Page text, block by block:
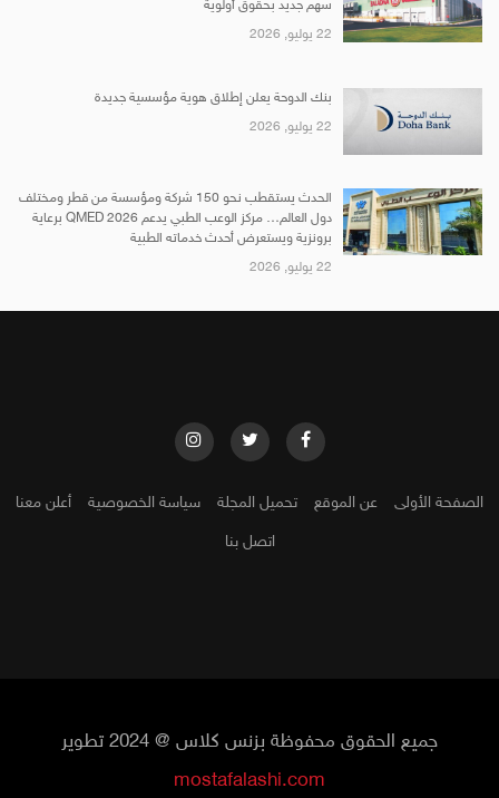
سهم جديد بحقوق أولوية
22 يوليو, 2026
بنك الدوحة يعلن إطلاق هوية مؤسسية جديدة
22 يوليو, 2026
الحدث يستقطب نحو 150 شركة ومؤسسة من قطر ومختلف
دول العالم… مركز الوعب الطبي يدعم QMED 2026 برعاية
برونزية ويستعرض أحدث خدماته الطبية
22 يوليو, 2026
الصفحة الأولى عن الموقع تحميل المجلة سياسة الخصوصية أعلن معنا
اتصل بنا
جميع الحقوق محفوظة بزنس كلاس @ 2024 تطوير
mostafalashi.com